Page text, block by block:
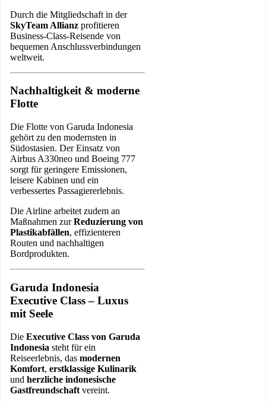
Durch die Mitgliedschaft in der
SkyTeam Allianz profitieren
Business-Class-Reisende von
bequemen Anschlussverbindungen
weltweit.
Nachhaltigkeit & moderne
Flotte
Die Flotte von Garuda Indonesia
gehört zu den modernsten in
Südostasien. Der Einsatz von
Airbus A330neo und Boeing 777
sorgt für geringere Emissionen,
leisere Kabinen und ein
verbessertes Passagiererlebnis.
Die Airline arbeitet zudem an
Maßnahmen zurReduzierung von
Plastikabfällen, effizienteren
Routen und nachhaltigen
Bordprodukten.
Garuda Indonesia
Executive Class – Luxus
mit Seele
Die Executive Class von Garuda
Indonesia steht für ein
Reiseerlebnis, das modernen
Komfort, erstklassige Kulinarik
und herzliche indonesische
Gastfreundschaft vereint.